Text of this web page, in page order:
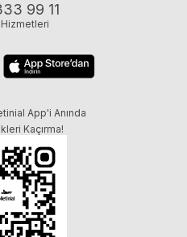
99 11
App'i Anında
Kaçırma!